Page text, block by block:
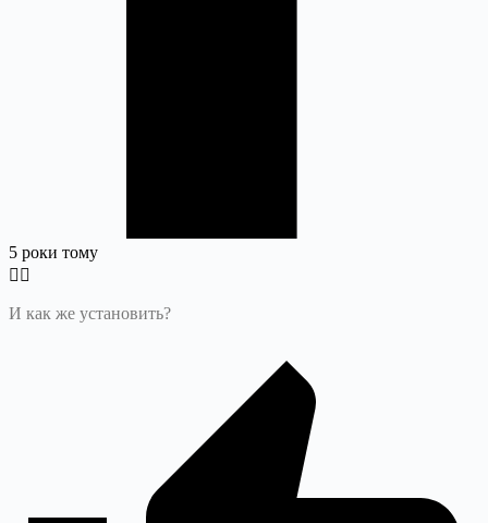
5 роки тому
И как же установить?